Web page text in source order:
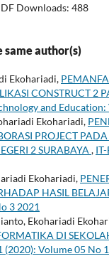
Downloads: 488
same author(s)
Ekohariadi,
CONSTRUCT 2
and
Ekohariadi,
PROJECT
2 SURABAYA ,
Ekohariadi,
HASIL
3 2021
Ekohariadi
DI
(2020): Volume 05 No